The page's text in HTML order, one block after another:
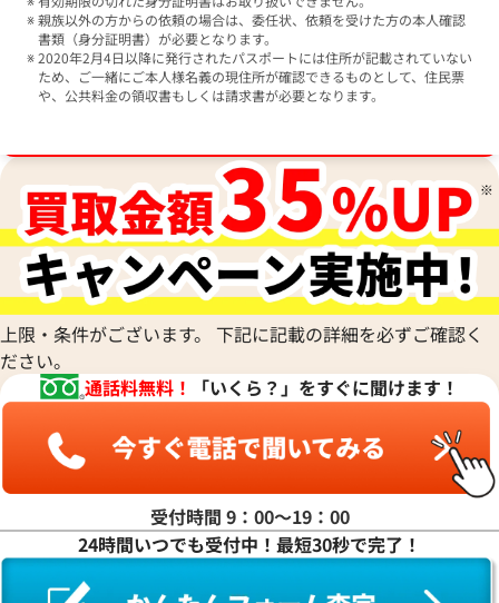
親族以外の方からの依頼の場合は、委任状、依頼を受けた方の本人確認
書類（身分証明書）が必要となります。
2020年2月4日以降に発行されたパスポートには住所が記載されていない
ため、ご一緒にご本人様名義の現住所が確認できるものとして、住民票
や、公共料金の領収書もしくは請求書が必要となります。
上限・条件がございます。 下記に記載の詳細を必ずご確認く
ださい。
通話料無料！
「いくら？」をすぐに聞けます！
受付時間 9：00〜19：00
24時間いつでも受付中！最短30秒で完了！